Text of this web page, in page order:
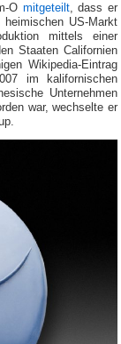
O mitgeteilt, dass er
US-Markt
mittels einer
Staaten Californien
Wikipedia-Eintrag
im kalifornischen
Unternehmen
war, wechselte er